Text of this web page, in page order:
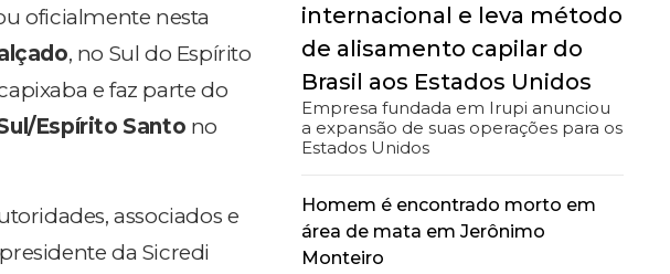
oficialmente nesta
, no Sul do Espírito
e faz parte do
Espírito Santo no
associados e
da Sicredi
internacional e leva método
de alisamento capilar do
Brasil aos Estados Unidos
Empresa fundada em Irupi anunciou
a expansão de suas operações para os
Estados Unidos
Homem é encontrado morto em
área de mata em Jerônimo
Monteiro